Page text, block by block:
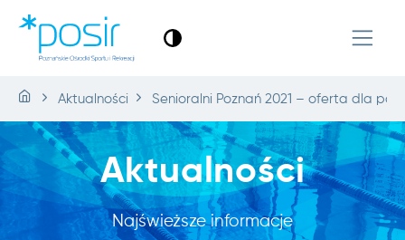
Aktualności Senioralni Poznań 2021 – oferta dla
Aktualności
Najświeższe informacje